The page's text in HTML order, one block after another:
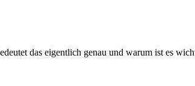
das eigentlich genau und warum ist es